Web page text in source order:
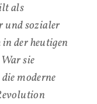
als
und sozialer
der heutigen
sie
moderne